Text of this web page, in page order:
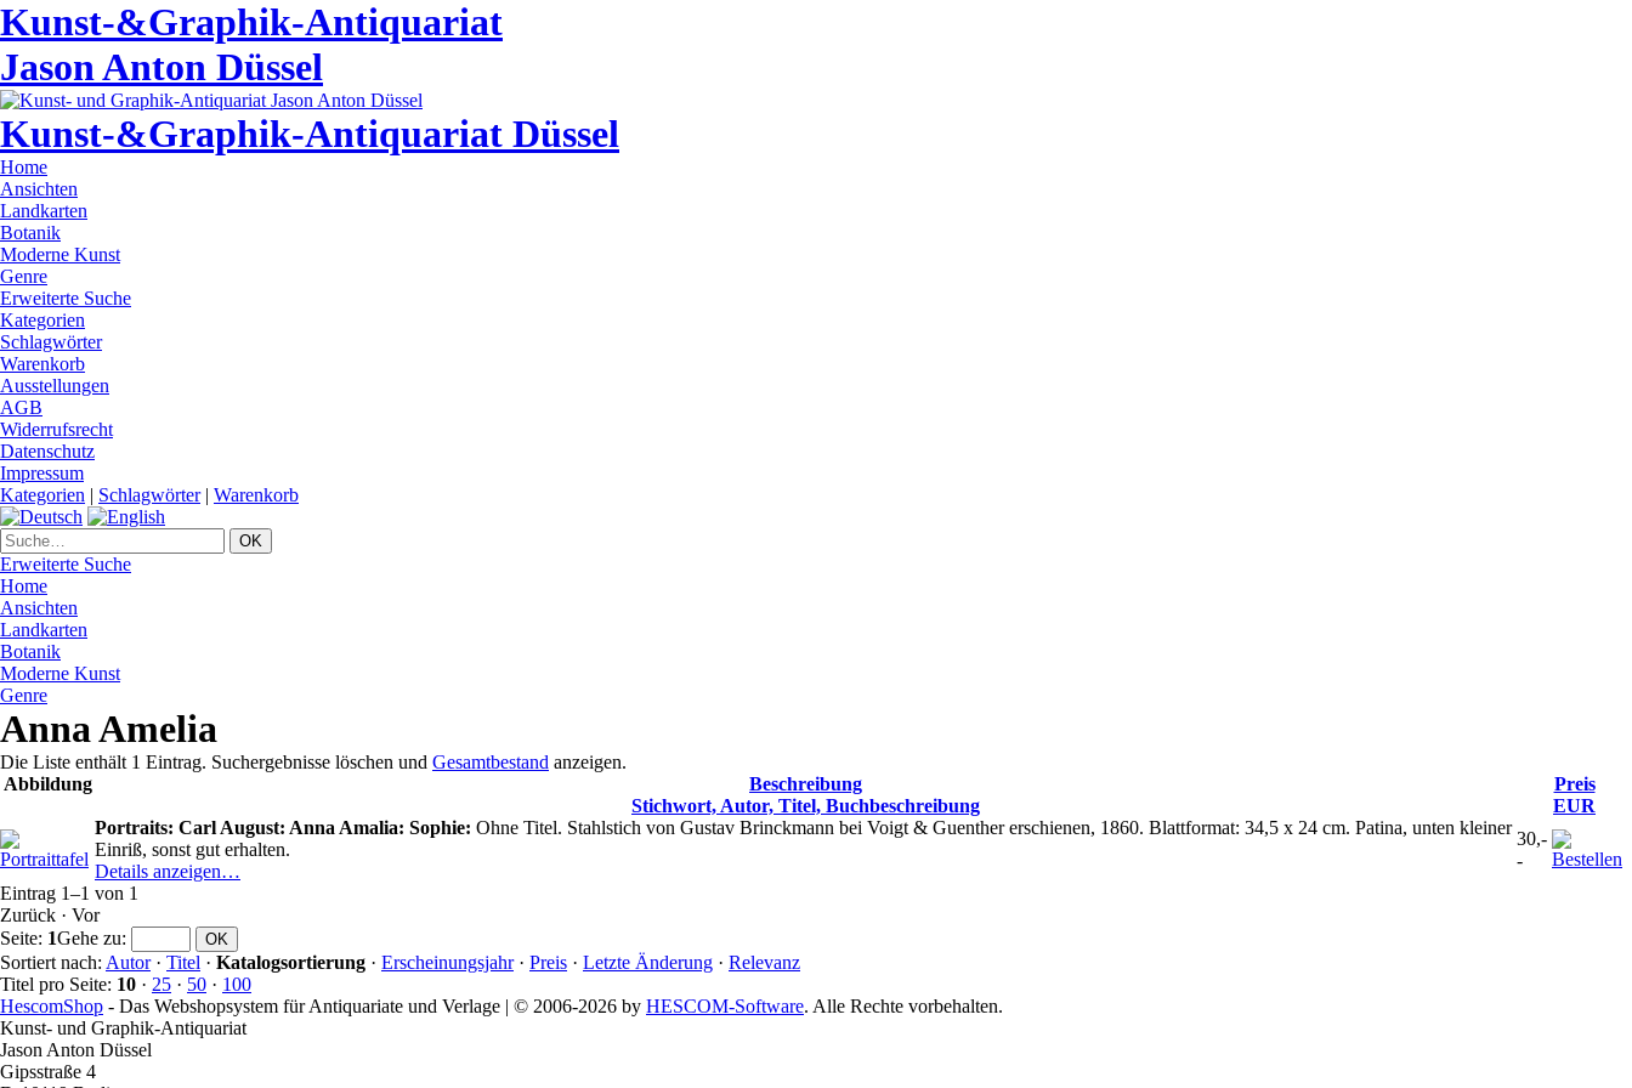
Kunst-&Graphik-Antiquariat
Jason Anton Düssel
Kunst-&Graphik-Antiquariat Düssel
Home
Ansichten
Landkarten
Botanik
Moderne Kunst
Genre
Erweiterte Suche
Kategorien
Schlagwörter
Warenkorb
Ausstellungen
AGB
Widerrufsrecht
Datenschutz
Impressum
Kategorien | Schlagwörter| Warenkorb
Erweiterte Suche
Home
Ansichten
Landkarten
Botanik
Moderne Kunst
Genre
Anna Amelia
Die Liste enthält 1 Eintrag. Suchergebnisse löschen und Gesamtbestand anzeigen.
Abbildung
Beschreibung
Stichwort, Autor, Titel, Buchbeschreibung
Preis
EUR
Portraits: Carl August: Anna Amalia: Sophie: Ohne Titel. Stahlstich von Gustav Brinckmann bei Voigt & Guenther erschienen, 1860. Blattformat: 34,5 x 24 cm. Patina, unten kleiner
Einriß, sonst gut erhalten.
Details anzeigen…
30,-
-
Eintrag 1–1 von 1
Zurück · Vor
Seite: 1Gehe zu:
Sortiert nach: Autor· Titel · Katalogsortierung · Erscheinungsjahr· Preis · Letzte Änderung · Relevanz
Titel pro Seite: 10 · 25 · 50 · 100
HescomShop - Das Webshopsystem für Antiquariate und Verlage | © 2006-2026 by HESCOM-Software. Alle Rechte vorbehalten.
Kunst- und Graphik-Antiquariat
Jason Anton Düssel
Gipsstraße 4